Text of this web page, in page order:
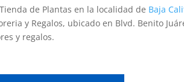
de Plantas en la localidad de Baja
y Regalos, ubicado en Blvd. Benito
y regalos.